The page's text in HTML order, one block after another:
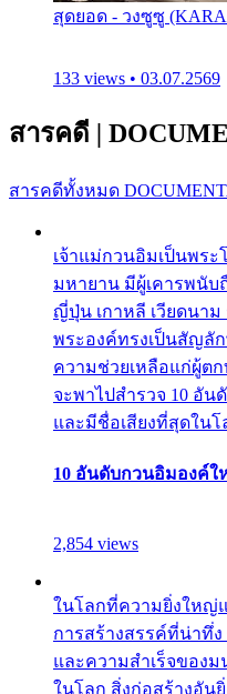
สุดยอด - วงซูซู
133 views • 03.07.2569
สารคดี |
สารคดีทั้งหมด
เจ้าแม่กวนอิมเป็นพร
มหายาน มีผู้เคารพนับ
ญี่ปุ่น เกาหลี เวียดนาม
พระองค์ทรงเป็นสัญลั
ความช่วยเหลือแก่ผู้ต
จะพาไปสำรวจ 10 อั
และมีชื่อเสียงที่สุดใน
10 อันดับกวนอิมองค์
2,854 views
ในโลกที่ความยิ่งใหญ่
การสร้างสรรค์ที่น่าทึ่
และความสำเร็จของ
ในโลก สิ่งก่อสร้างอัน